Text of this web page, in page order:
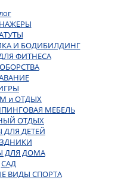
И БОДИБИЛДИНГ
ФИТНЕСА
и ОТДЫХ
МЕБЕЛЬ
ОТДЫХ
ДЛЯ ДЕТЕЙ
ДЛЯ ДОМА
САД
ВИДЫ СПОРТА